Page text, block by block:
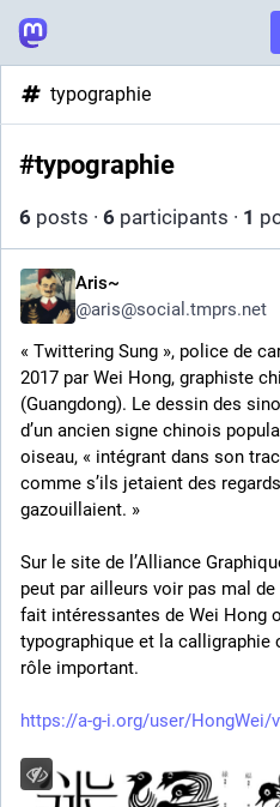
typographie
#typographie
6 posts · 6 participants · 1
Aris~
@aris@social.tmprs.net
« Twittering Sung », police de
2017 par Wei Hong, graphiste
(Guangdong). Le dessin des
d’un ancien signe chinois
oiseau, « intégrant dans son
comme s’ils jetaient des
gazouillaient. »
Sur le site de l’Alliance
peut par ailleurs voir pas mal
fait intéressantes de Wei Hong
typographique et la calligraphie
rôle important.
https://a-g-i.org/user/